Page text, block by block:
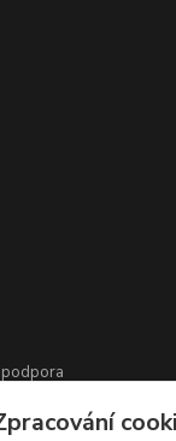
podpora
17 hod.; So, 9-12 hod.)